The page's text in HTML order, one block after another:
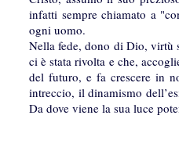
infatti sempre chiamato a
ogni uomo.
Nella fede, dono di Dio, virtù
ci è stata rivolta e che,
del futuro, e fa crescere in
intreccio, il dinamismo
Da dove viene la sua luce